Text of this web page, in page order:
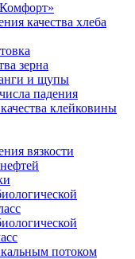
качества хлеба
зерна
и щупы
падения
клейковины
вязкости
потоком